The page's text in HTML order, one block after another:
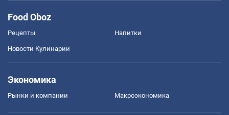
Food Oboz
Рецепты Напитки
Новости Кулинарии
Экономика
Рынки и компании Mакроэкономика